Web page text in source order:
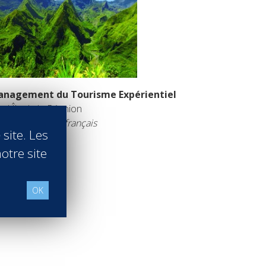
du Tourisme Expérientiel
Île de la Réunion
en français
savoir +Les
site
OK